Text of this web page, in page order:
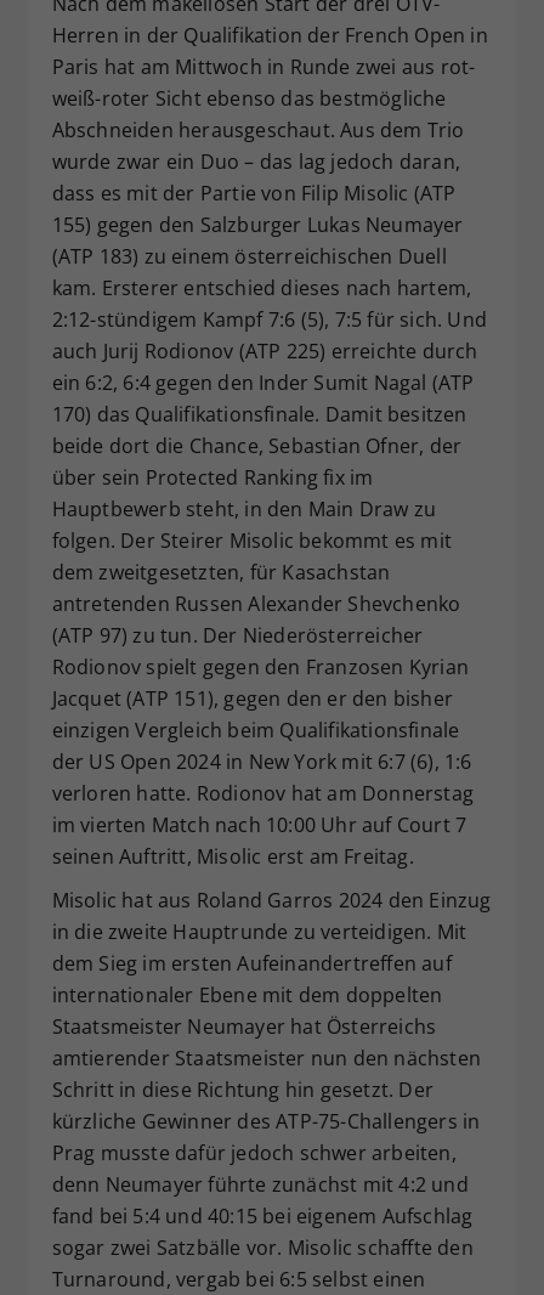
Herren in der Qualifikation der French Open in
Paris hat am Mittwoch in Runde zwei aus rot-
weiß-roter Sicht ebenso das bestmögliche
Abschneiden herausgeschaut. Aus dem Trio
wurde zwar ein Duo – das lag jedoch daran,
dass es mit der Partie von Filip Misolic (ATP
155) gegen den Salzburger Lukas Neumayer
(ATP 183) zu einem österreichischen Duell
kam. Ersterer entschied dieses nach hartem,
2:12-stündigem Kampf 7:6 (5), 7:5 für sich. Und
auch Jurij Rodionov (ATP 225) erreichte durch
ein 6:2, 6:4 gegen den Inder Sumit Nagal (ATP
170) das Qualifikationsfinale. Damit besitzen
beide dort die Chance, Sebastian Ofner, der
über sein Protected Ranking fix im
Hauptbewerb steht, in den Main Draw zu
folgen. Der Steirer Misolic bekommt es mit
dem zweitgesetzten, für Kasachstan
antretenden Russen Alexander Shevchenko
(ATP 97) zu tun. Der Niederösterreicher
Rodionov spielt gegen den Franzosen Kyrian
Jacquet (ATP 151), gegen den er den bisher
einzigen Vergleich beim Qualifikationsfinale
der US Open 2024 in New York mit 6:7 (6), 1:6
verloren hatte. Rodionov hat am Donnerstag
im vierten Match nach 10:00 Uhr auf Court 7
seinen Auftritt, Misolic erst am Freitag.
Misolic hat aus Roland Garros 2024 den Einzug
in die zweite Hauptrunde zu verteidigen. Mit
dem Sieg im ersten Aufeinandertreffen auf
internationaler Ebene mit dem doppelten
Staatsmeister Neumayer hat Österreichs
amtierender Staatsmeister nun den nächsten
Schritt in diese Richtung hin gesetzt. Der
kürzliche Gewinner des ATP-75-Challengers in
Prag musste dafür jedoch schwer arbeiten,
denn Neumayer führte zunächst mit 4:2 und
fand bei 5:4 und 40:15 bei eigenem Aufschlag
sogar zwei Satzbälle vor. Misolic schaffte den
Turnaround, vergab bei 6:5 selbst einen
Zweck
Dieser Wert speichert Ihre Consent-
Einstellungen. Unter anderem eine
historische Speicherung Ihrer
vorgenommen Einstellungen, falls der
Webseiten-Betreiber dies eingestellt
hat.